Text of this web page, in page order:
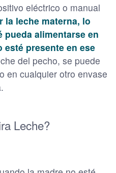
eléctrico o manual
la leche materna, lo
pueda alimentarse en
esté presente en ese
del pecho, se puede
en cualquier otro envase
Leche?